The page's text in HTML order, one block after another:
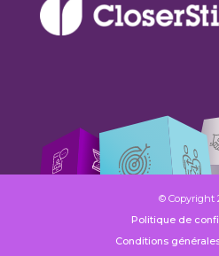
© Copyright
Politique de
Conditions